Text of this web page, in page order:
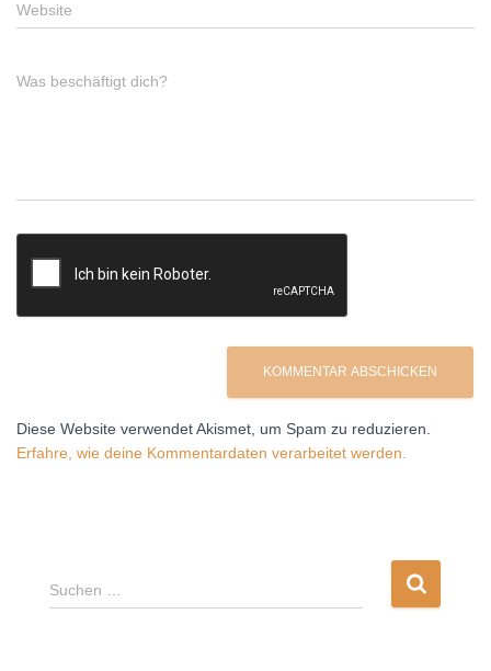
Website
Was beschäftigt dich?
Diese Website verwendet Akismet, um Spam zu reduzieren.
Erfahre, wie deine Kommentardaten verarbeitet werden.
S
u
Suchen …